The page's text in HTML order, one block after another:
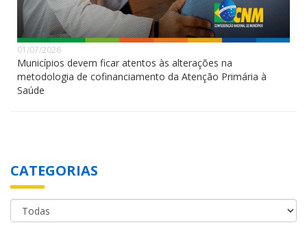
01/07/2026
Municípios devem ficar atentos às alterações na
metodologia de cofinanciamento da Atenção Primária à
Saúde
CATEGORIAS